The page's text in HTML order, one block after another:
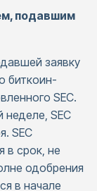
подавшим
заявку
биткоин-
SEC.
неделе, SEC
SEC
в срок, не
одобрения
в начале